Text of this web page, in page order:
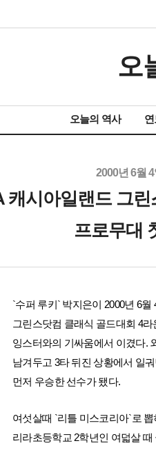
오
오늘의 역사
2000년 6월 4
캐시아일랜드 그
프로무대
`수퍼 루키` 박지은이 2000년 6
그린스닷컴 클래식 골드대회 4
잉스터와의 기싸움에서 이겼다.
남겨두고 3타 뒤진 상황에서 일
먼저 우승한 선수가 됐다.
여섯살때 `리틀 미스코리아`로
리라초등학교 2학년인 여덟살